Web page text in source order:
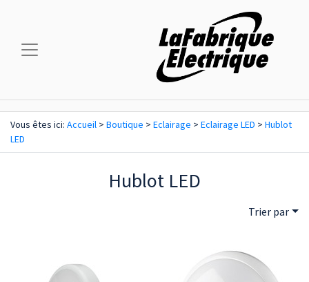
Vous êtes ici: Accueil > Boutique > Eclairage > Eclairage LED > Hublot
LED
Hublot LED
Trier par